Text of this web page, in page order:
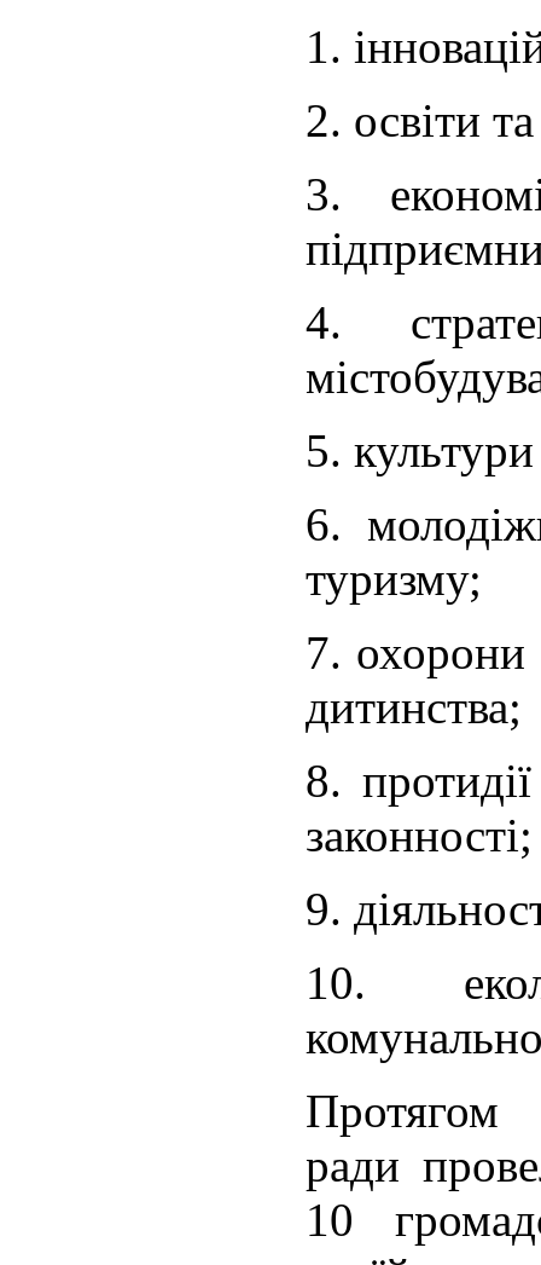
1.
2. освіти
3.
4.
5.
6.
туризму;
7. охорони
дитинства;
8.
законності;
9.
10.
Протягом
ради
10